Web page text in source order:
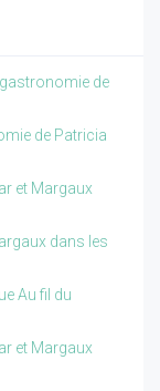
de
de Patricia
et Margaux
dans les
Au fil du
et Margaux